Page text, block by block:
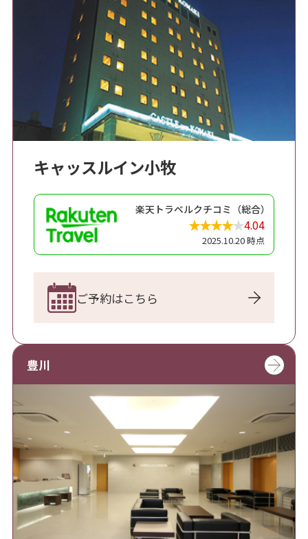
キャッスルイン小牧
楽天トラベルクチコミ（総合）
4.04
2025.10.20 時点
ご予約はこちら
豊川